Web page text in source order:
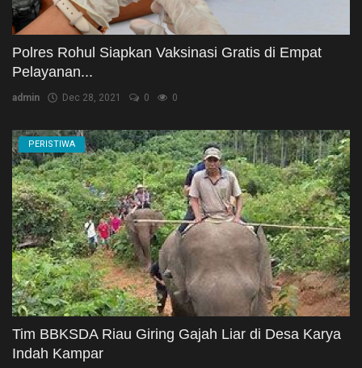
Polres Rohul Siapkan Vaksinasi Gratis di Empat
Pelayanan...
admin Dec 28, 2021 0 0
PERISTIWA
Tim BBKSDA Riau Giring Gajah Liar di Desa Karya
Indah Kampar